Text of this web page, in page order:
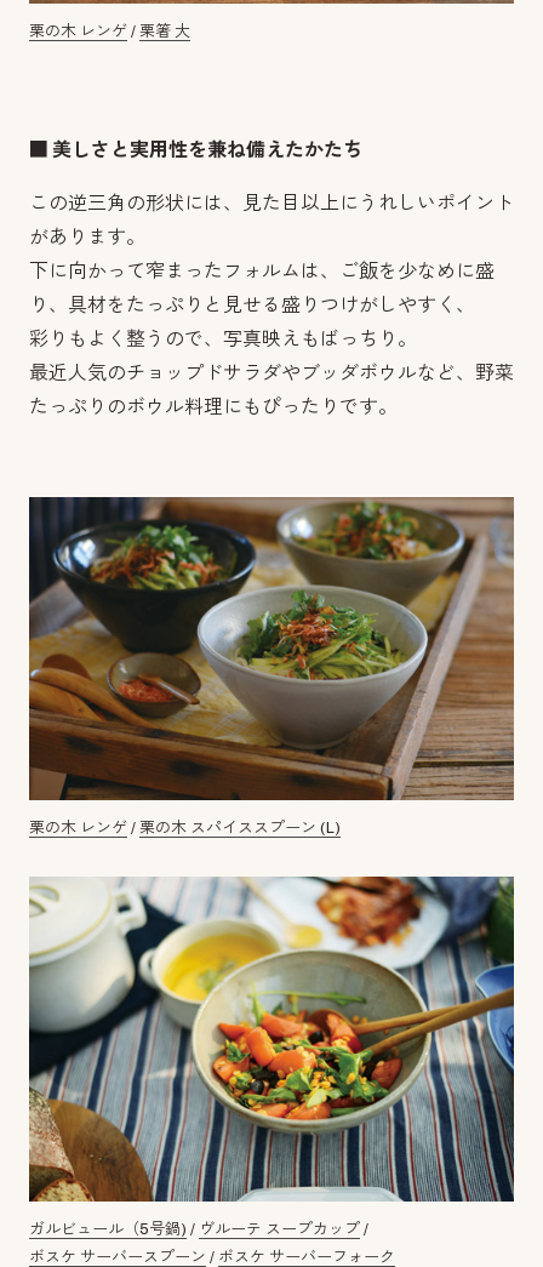
栗の木 レンゲ / 栗箸 大
■ 美しさと実用性を兼ね備えたかたち
この逆三角の形状には、見た目以上にうれしいポイント
があります。
下に向かって窄まったフォルムは、ご飯を少なめに盛
り、具材をたっぷりと見せる盛りつけがしやすく、
彩りもよく整うので、写真映えもばっちり。
最近人気のチョップドサラダやブッダボウルなど、野菜
たっぷりのボウル料理にもぴったりです。
栗の木 レンゲ / 栗の木 スパイススプーン (L)
ガルビュール（5号鍋) / ヴルーテ スープカップ /
ボスケ サーバースプーン / ボスケ サーバーフォーク